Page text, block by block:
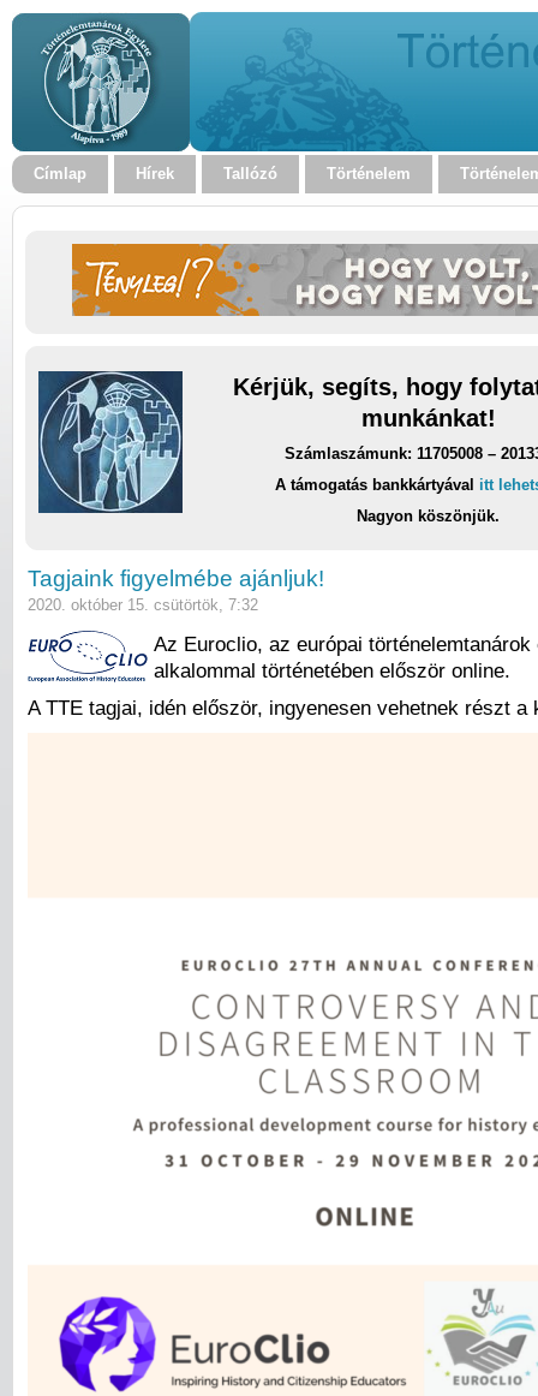
Címlap Hírek Tallózó Történelem
Kérjük, segíts, hogy
munkánkat!
Számlaszámunk: 11705008 –
A támogatás bankkártyával itt
Nagyon köszönjük.
Tagjaink figyelmébe ajánljuk!
2020. október 15. csütörtök, 7:32
Az Euroclio, az európai
alkalommal történetében először online.
A TTE tagjai, idén először, ingyenesen vehetnek részt